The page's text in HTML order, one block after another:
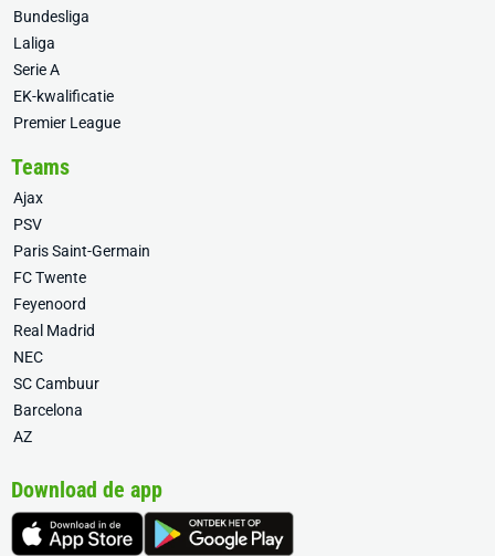
Bundesliga
Laliga
Serie A
EK-kwalificatie
Premier League
Teams
Ajax
PSV
Paris Saint-Germain
FC Twente
Feyenoord
Real Madrid
NEC
SC Cambuur
Barcelona
AZ
Download de app